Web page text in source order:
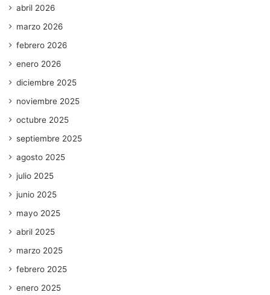
abril 2026
marzo 2026
febrero 2026
enero 2026
diciembre 2025
noviembre 2025
octubre 2025
septiembre 2025
agosto 2025
julio 2025
junio 2025
mayo 2025
abril 2025
marzo 2025
febrero 2025
enero 2025